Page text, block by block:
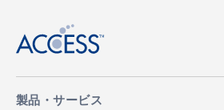
製品・サービス